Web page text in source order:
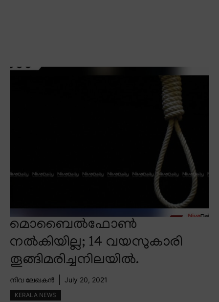
മൊബൈൽഫോൺ
നൽകിയില്ല; 14 വയസുകാരി
തൂങ്ങിമരിച്ചനിലയിൽ.
നിവ ലേഖകൻ July 20, 2021
KERALA NEWS